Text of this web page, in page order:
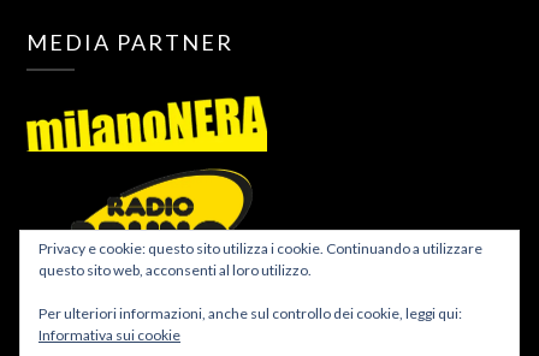
MEDIA PARTNER
Privacy e cookie: questo sito utilizza i cookie. Continuando a utilizzare
questo sito web, acconsenti al loro utilizzo.
Per ulteriori informazioni, anche sul controllo dei cookie, leggi qui:
Informativa sui cookie